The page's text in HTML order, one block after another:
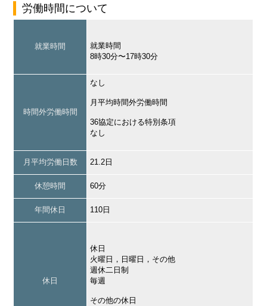
労働時間について
就業時間
就業時間
8時30分〜17時30分
時間外労働時間
なし
月平均時間外労働時間
36協定における特別条項
なし
月平均労働日数 21.2日
休憩時間 60分
年間休日 110日
休日
休日
火曜日，日曜日，その他
週休二日制
毎週
その他の休日